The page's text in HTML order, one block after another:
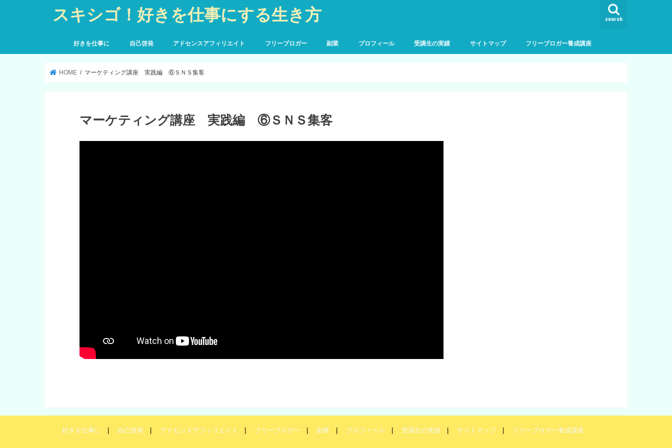
スキシゴ！好きを仕事にする生き方 search
好きを仕事に 自己啓発 アドセンスアフィリエイト フリーブロガー 副業 プロフィール 受講生の実績 サイトマップ フリーブロガー養成講座
HOME マーケティング講座 実践編 ⑥ＳＮＳ集客
マーケティング講座 実践編 ⑥ＳＮＳ集客
好きを仕事に 自己啓発 アドセンスアフィリエイト フリーブロガー 副業 プロフィール 受講生の実績 サイトマップ フリーブロガー養成講座